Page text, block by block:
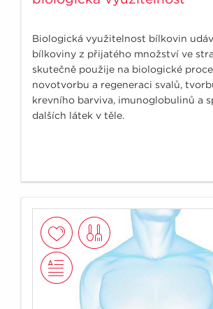
Biologická využitelnost bílkovin
bílkoviny z přijatého množství ve
skutečně použije na biologické
novotvorbu a regeneraci svalů,
krevního barviva, imunoglobulinů a
dalších látek v těle.